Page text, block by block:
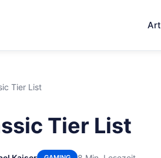
Art
Tier List
Tier List